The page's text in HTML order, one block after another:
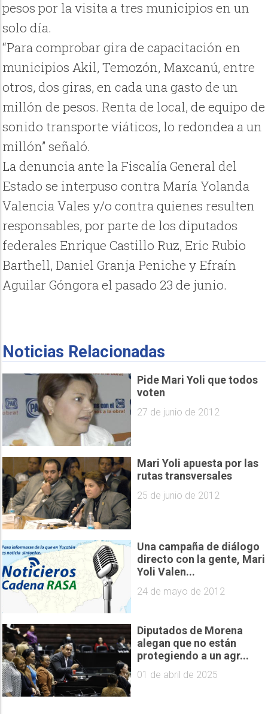
pesos por la visita a tres municipios en un
solo día.
“Para comprobar gira de capacitación en
municipios Akil, Temozón, Maxcanú, entre
otros, dos giras, en cada una gasto de un
millón de pesos. Renta de local, de equipo de
sonido transporte viáticos, lo redondea a un
millón” señaló.
La denuncia ante la Fiscalía General del
Estado se interpuso contra María Yolanda
Valencia Vales y/o contra quienes resulten
responsables, por parte de los diputados
federales Enrique Castillo Ruz, Eric Rubio
Barthell, Daniel Granja Peniche y Efraín
Aguilar Góngora el pasado 23 de junio.
Noticias Relacionadas
Pide Mari Yoli que todos
voten
27 de junio de 2012
Mari Yoli apuesta por las
rutas transversales
25 de junio de 2012
Una campaña de diálogo
directo con la gente, Mari
Yoli Valen...
24 de mayo de 2012
Diputados de Morena
alegan que no están
protegiendo a un agr...
01 de abril de 2025